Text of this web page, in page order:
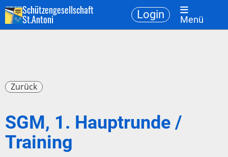
Schützengesellschaft
St.Antoni Login Menü
Zurück
SGM, 1. Hauptrunde /
Training